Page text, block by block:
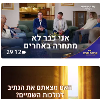
29:12